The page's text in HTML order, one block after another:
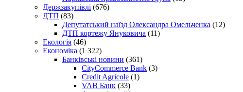
Держзакупівлі (676)
ДТП (83)
Депутатський наїзд Олександра Омельченка (12)
ДТП кортежу Януковича (11)
Екологія (46)
Економіка (1 322)
Банківські новини (361)
CityCommerce Bank (3)
Credit Agricole (1)
VAB Банк (33)